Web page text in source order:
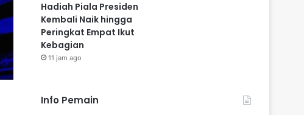
Hadiah Piala Presiden
Kembali Naik hingga
Peringkat Empat Ikut
Kebagian
11 jam ago
Info Pemain